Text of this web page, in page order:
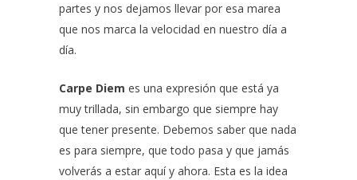
partes y nos dejamos llevar por esa marea
que nos marca la velocidad en nuestro día a
día.
Carpe Diem es una expresión que está ya
muy trillada, sin embargo que siempre hay
que tener presente. Debemos saber que nada
es para siempre, que todo pasa y que jamás
volverás a estar aquí y ahora. Esta es la idea